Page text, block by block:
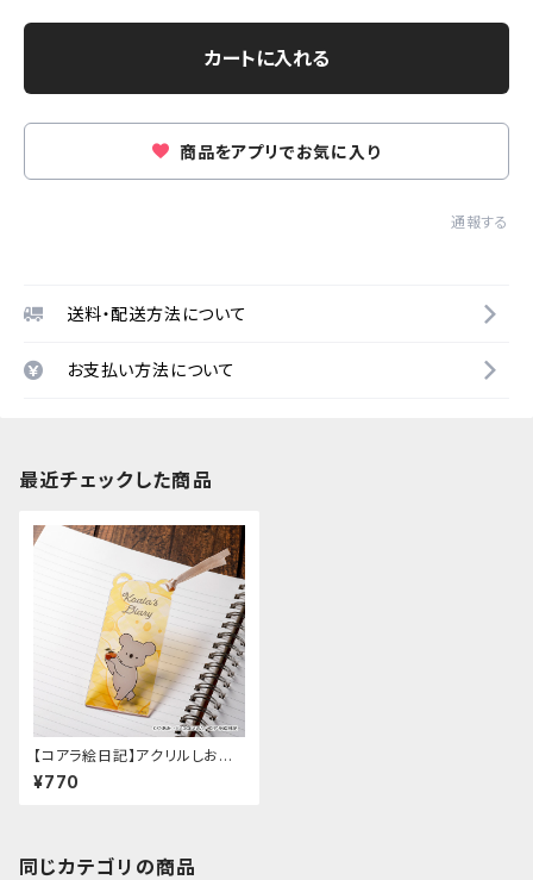
カートに入れる
商品をアプリでお気に入り
通報する
送料・配送方法について
お支払い方法について
最近チェックした商品
【コアラ絵日記】アクリルしおり
（D）
¥770
同じカテゴリの商品